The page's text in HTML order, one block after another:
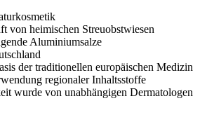
von heimischen Streuobstwiesen
Aluminiumsalze
der traditionellen europäischen Medizin
regionaler Inhaltsstoffe
wurde von unabhängigen Dermatologen